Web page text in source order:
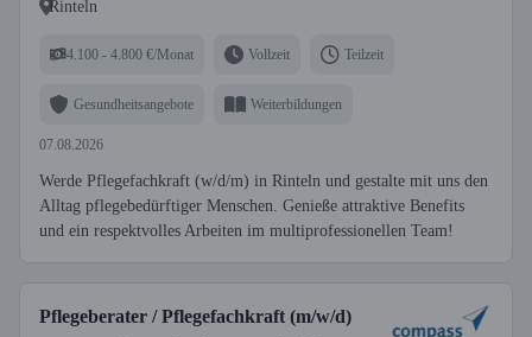
Rinteln
4.100 - 4.800 €/Monat Vollzeit Teilzeit
Gesundheitsangebote Weiterbildungen
07.08.2026
Werde Pflegefachkraft (w/d/m) in Rinteln und gestalte mit uns den
Alltag pflegebedürftiger Menschen. Genieße attraktive Benefits
und ein respektvolles Arbeiten im multiprofessionellen Team!
Pflegeberater / Pflegefachkraft (m/w/d)